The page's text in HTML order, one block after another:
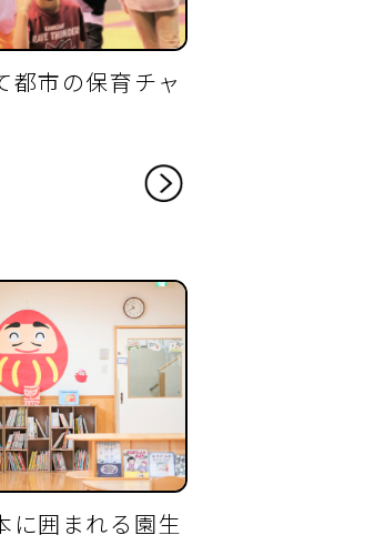
都市の保育チャ
に囲まれる園生